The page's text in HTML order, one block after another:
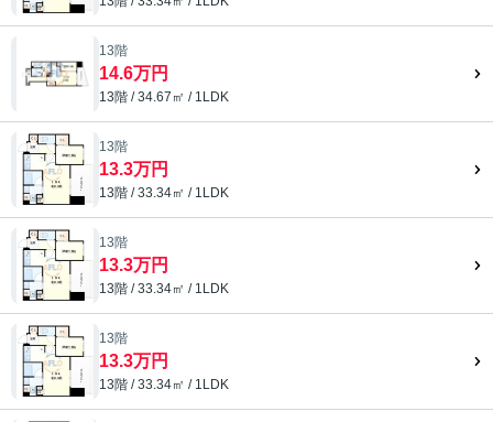
13階
14.6万円
13階 / 34.67㎡ / 1LDK
13階
13.3万円
13階 / 33.34㎡ / 1LDK
13階
13.3万円
13階 / 33.34㎡ / 1LDK
13階
13.3万円
13階 / 33.34㎡ / 1LDK